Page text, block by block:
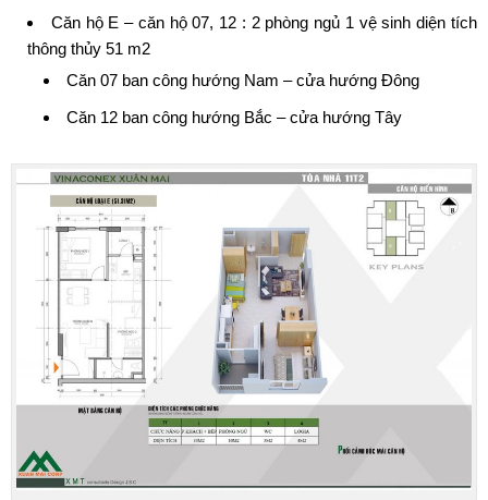
Căn hộ E – căn hộ 07, 12 : 2 phòng ngủ 1 vệ sinh diện tích
thông thủy 51 m2
Căn 07 ban công hướng Nam – cửa hướng Đông
Căn 12 ban công hướng Bắc – cửa hướng Tây